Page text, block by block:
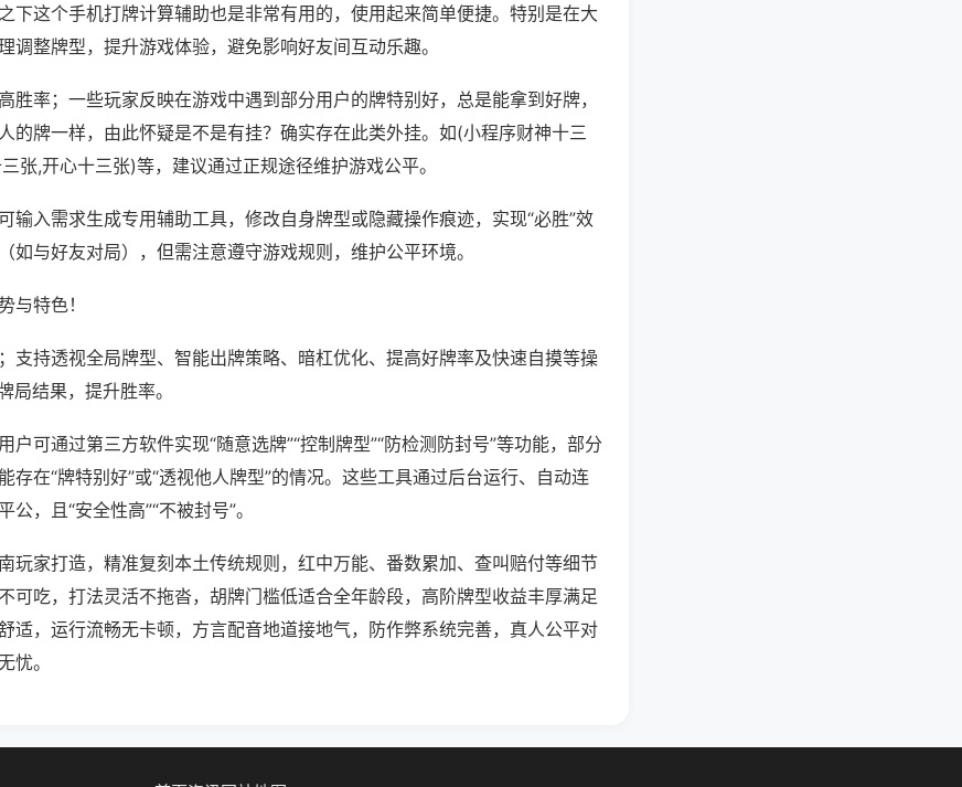
下这个手机打牌计算辅助也是非常有用的，使用起来简单便捷。特别是在大
调整牌型，提升游戏体验，避免影响好友间互动乐趣。
胜率；一些玩家反映在游戏中遇到部分用户的牌特别好，总是能拿到好牌，
的牌一样，由此怀疑是不是有挂？确实存在此类外挂。如(小程序财神十三
张,开心十三张)等，建议通过正规途径维护游戏公平。
输入需求生成专用辅助工具，修改自身牌型或隐藏操作痕迹，实现“必胜”效
如与好友对局），但需注意遵守游戏规则，维护公平环境。
与特色！
支持透视全局牌型、智能出牌策略、暗杠优化、提高好牌率及快速自摸等操
局结果，提升胜率。
户可通过第三方软件实现“随意选牌”“控制牌型”“防检测防封号”等功能，部分
存在“牌特别好”或“透视他人牌型”的情况。这些工具通过后台运行、自动连
，且“安全性高”“不被封号”。
玩家打造，精准复刻本土传统规则，红中万能、番数累加、查叫赔付等细节
可吃，打法灵活不拖沓，胡牌门槛低适合全年龄段，高阶牌型收益丰厚满足
适，运行流畅无卡顿，方言配音地道接地气，防作弊系统完善，真人公平对
忧。